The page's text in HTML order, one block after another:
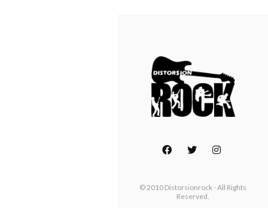
© 2010 Distorsionrock - All Rights
Reserved.